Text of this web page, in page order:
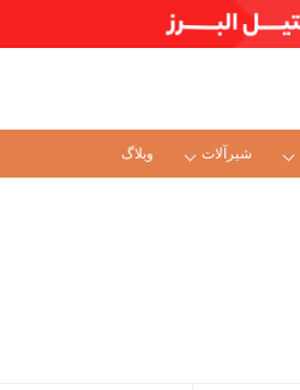
شیرآلات وبلاگ